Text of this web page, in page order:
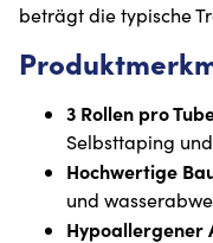
beträgt die typische
3 Rollen pro
Selbsttaping
Hochwertige
und
Hypoallergener